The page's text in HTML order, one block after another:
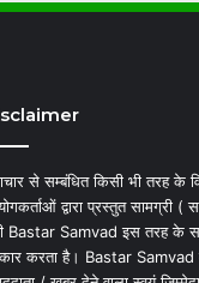
से सम्बंधित किसी भी तरह के
द्वारा प्रस्तुत सामग्री
Bastar Samvad इस तरह के
करता है। Bastar Samvad